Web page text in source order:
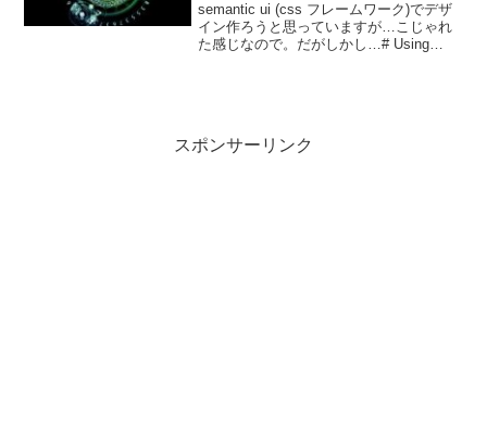
semantic ui (css フレームワーク)でデザ
イン作ろうと思っていますが…こじゃれ
た感じなので。だがしかし…# Using
スポンサーリンク